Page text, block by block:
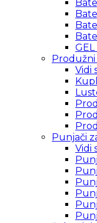
Produžni
Vidi
Punjači
Vidi